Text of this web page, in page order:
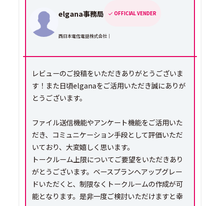
elgana事務局 OFFICIAL VENDER
西日本電信電話株式会社｜
レビューのご投稿をいただきありがとうございま
す！また日頃elganaをご活用いただき誠にありが
とうございます。
ファイル送信機能やアンケート機能をご活用いた
だき、コミュニケーション手段として評価いただ
いており、大変嬉しく思います。
トークルーム上限についてご要望をいただきあり
がとうございます。ベースプランへアップグレー
ドいただくと、制限なくトークルームの作成が可
能となります。是非一度ご検討いただけますと幸